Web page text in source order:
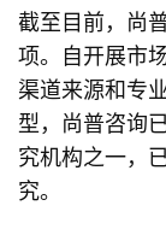
截至目前，尚
项。自开展市
渠道来源和专
型，尚普咨询
究机构之一，
究。